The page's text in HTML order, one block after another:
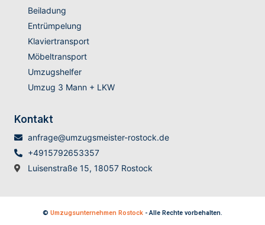
Beiladung
Entrümpelung
Klaviertransport
Möbeltransport
Umzugshelfer
Umzug 3 Mann + LKW
Kontakt
anfrage@umzugsmeister-rostock.de
+4915792653357
Luisenstraße 15, 18057 Rostock
© Umzugsunternehmen Rostock - Alle Rechte vorbehalten.